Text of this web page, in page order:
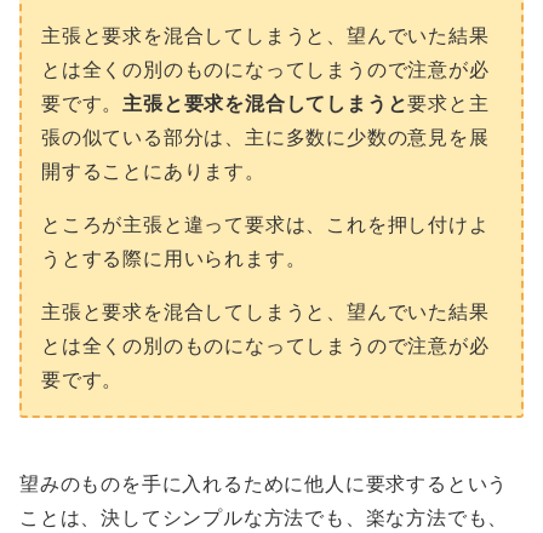
主張と要求を混合してしまうと、望んでいた結果
とは全くの別のものになってしまうので注意が必
要です。主張と要求を混合してしまうと要求と主
張の似ている部分は、主に多数に少数の意見を展
開することにあります。
ところが主張と違って要求は、これを押し付けよ
うとする際に用いられます。
主張と要求を混合してしまうと、望んでいた結果
とは全くの別のものになってしまうので注意が必
要です。
望みのものを手に入れるために他人に要求するという
ことは、決してシンプルな方法でも、楽な方法でも、